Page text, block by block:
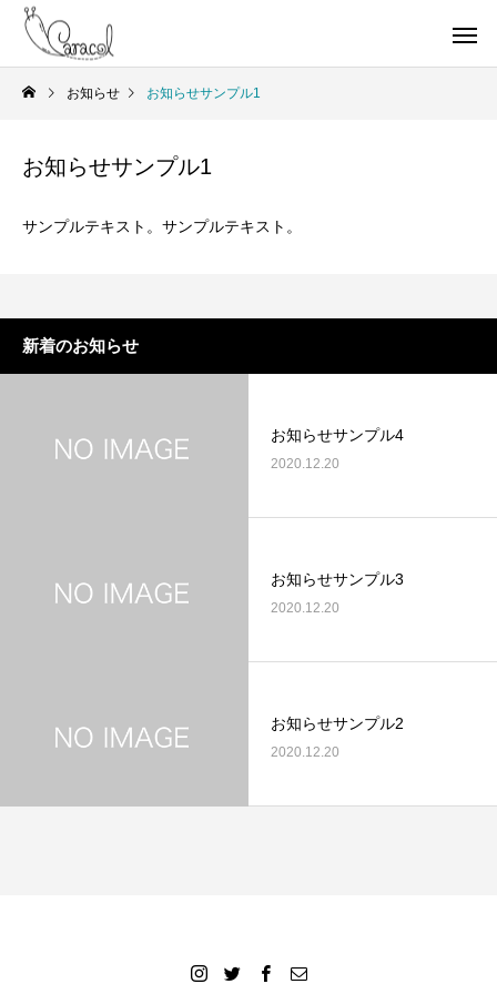
お知らせ お知らせサンプル1
お知らせサンプル1
サンプルテキスト。サンプルテキスト。
新着のお知らせ
お知らせサンプル4
2020.12.20
お知らせサンプル3
2020.12.20
お知らせサンプル2
2020.12.20